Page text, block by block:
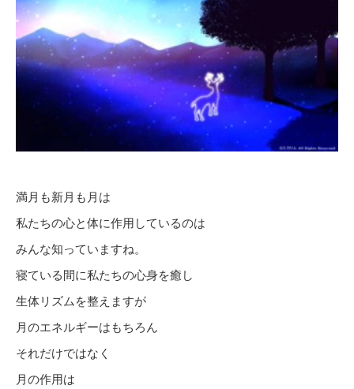
満月も新月も月は
私たちの心と体に作用しているのは
みんな知っていますね。
寝ている間に私たちの心身を癒し
生体リズムを整えますが
月のエネルギーはもちろん
それだけではなく
月の作用は